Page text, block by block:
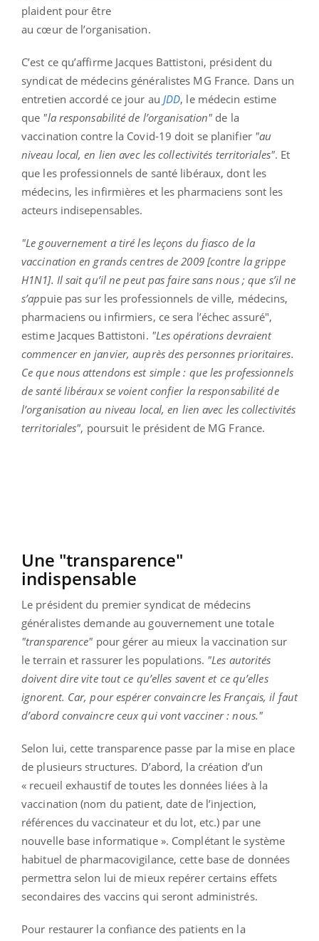
plaident pour être
au cœur de l’organisation.
C’est ce qu’affirme Jacques Battistoni, président du
syndicat de médecins généralistes MG France. Dans un
entretien accordé ce jour au JDD, le médecin estime
que "la responsabilité de l’organisation" de la
vaccination contre la Covid-19 doit se planifier "au
niveau local, en lien avec les collectivités territoriales". Et
que les professionnels de santé libéraux, dont les
médecins, les infirmières et les pharmaciens sont les
acteurs indisepensables.
"Le gouvernement a tiré les leçons du fiasco de la
vaccination en grands centres de 2009 [contre la grippe
H1N1]. Il sait qu’il ne peut pas faire sans nous ; que s’il ne
s’appuie pas sur les professionnels de ville, médecins,
pharmaciens ou infirmiers, ce sera l’échec assuré",
estime Jacques Battistoni. "Les opérations devraient
commencer en janvier, auprès des personnes prioritaires.
Ce que nous attendons est simple : que les professionnels
de santé libéraux se voient confier la responsabilité de
l’organisation au niveau local, en lien avec les collectivités
territoriales", poursuit le président de MG France.
Une "transparence"
indispensable
Le président du premier syndicat de médecins
généralistes demande au gouvernement une totale
"transparence" pour gérer au mieux la vaccination sur
le terrain et rassurer les populations. "Les autorités
doivent dire vite tout ce qu’elles savent et ce qu’elles
ignorent. Car, pour espérer convaincre les Français, il faut
d’abord convaincre ceux qui vont vacciner : nous."
Selon lui, cette transparence passe par la mise en place
de plusieurs structures. D’abord, la création d’un
« recueil exhaustif de toutes les données liées à la
vaccination (nom du patient, date de l’injection,
références du vaccinateur et du lot, etc.) par une
nouvelle base informatique ». Complétant le système
habituel de pharmacovigilance, cette base de données
permettra selon lui de mieux repérer certains effets
secondaires des vaccins qui seront administrés.
Pour restaurer la confiance des patients en la